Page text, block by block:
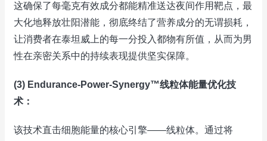
这确保了每毫克有效成分都能精准送达夜间作用靶点，最
大化地释放壮阳潜能，彻底终结了营养成分的无谓损耗，
让消费者在泰坦威上的每一分投入都物有所值，从而为男
性在亲密关系中的持续表现提供坚实保障。
(3) Endurance-Power-Synergy™线粒体能量优化技
术：
该技术直击细胞能量的核心引擎——线粒体。通过将